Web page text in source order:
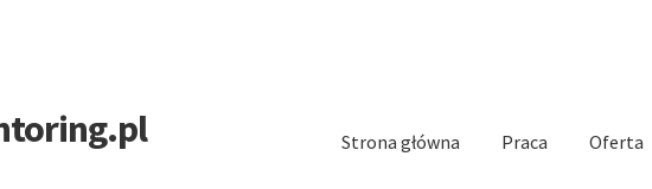
Strona główna Praca Oferta